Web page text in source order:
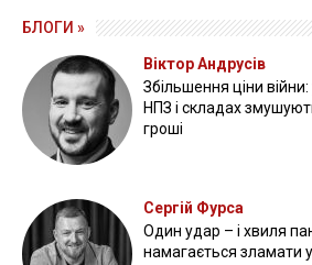
БЛОГИ »
Віктор Андрусів
Збільшення ціни
НПЗ і складах
гроші
Сергій Фурса
Один удар – і хвиля
намагається зламати